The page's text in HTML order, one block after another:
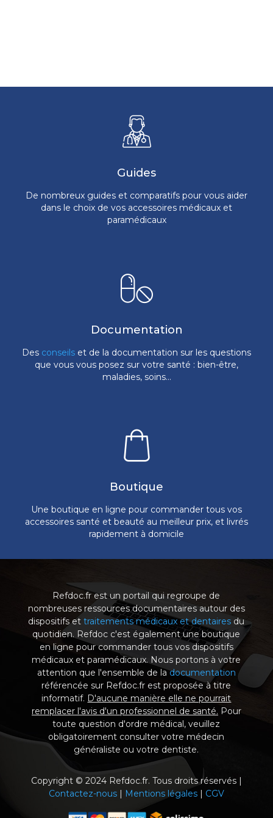
Guides
De nombreux guides et comparatifs pour vous aider
dans le choix de vos accessoires médicaux et
paramédicaux
Documentation
Des conseils et de la documentation sur les questions
que vous vous posez sur votre santé : bien-être,
maladies, soins...
Boutique
Une boutique en ligne pour commander tous vos
accessoires santé et beauté au meilleur prix, et livrés
rapidement à domicile
Refdoc.fr est un portail qui regroupe de
nombreuses ressources documentaires autour des
dispositifs ettraitements médicaux et dentaires du
quotidien. Refdoc c'est également une boutique
en ligne pour commander tous vos dispositifs
médicaux et paramédicaux. Nous portons à votre
attention que l'ensemble de ladocumentation
référencée sur Refdoc.fr est proposée à titre
informatif. D'aucune manière elle ne pourrait
remplacer l'avis d'un professionnel de santé. Pour
toute question d'ordre médical, veuillez
obligatoirement consulter votre médecin
généraliste ou votre dentiste.
Copyright © 2024 Refdoc.fr. Tous droits réservés |
Contactez-nous| Mentions légales| CGV